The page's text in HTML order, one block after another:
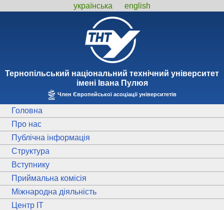
українська english
Тернопiльський національний технiчний унiверситет
iменi Iвана Пулюя
Член Європейської асоціації університетів
Головна
Про нас
Публічна інформація
Структура
Вступнику
Приймальна комісія
Міжнародна діяльність
Центр ІТ